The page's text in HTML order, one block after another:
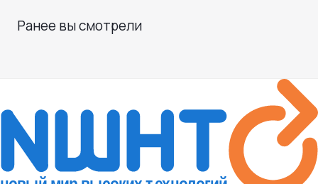
Ранее вы смотрели